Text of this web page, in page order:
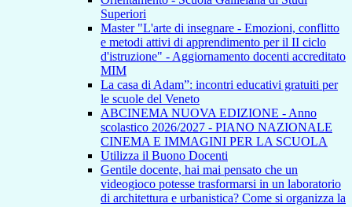
Superiori
Master "L'arte di insegnare - Emozioni, conflitto
e metodi attivi di apprendimento per il II ciclo
d'istruzione" - Aggiornamento docenti accreditato
MIM
La casa di Adam”: incontri educativi gratuiti per
le scuole del Veneto
ABCINEMA NUOVA EDIZIONE - Anno
scolastico 2026/2027 - PIANO NAZIONALE
CINEMA E IMMAGINI PER LA SCUOLA
Utilizza il Buono Docenti
Gentile docente, hai mai pensato che un
videogioco potesse trasformarsi in un laboratorio
di architettura e urbanistica? Come si organizza la